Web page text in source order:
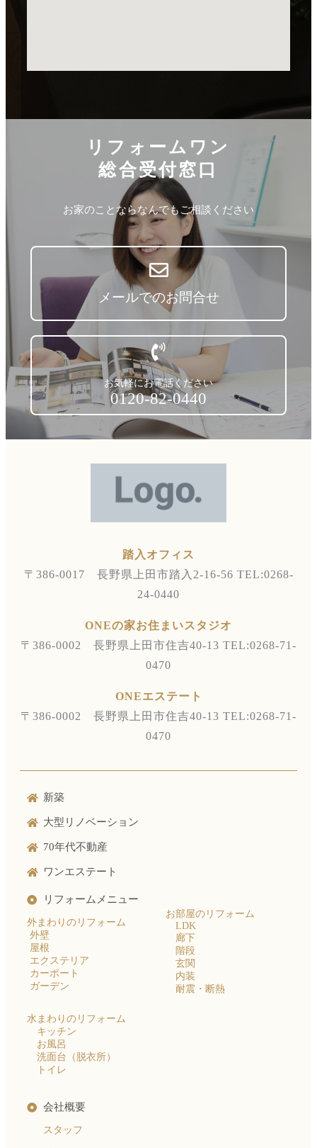
リフォームワン
総合受付窓口
お家のことならなんでもご相談ください
メールでのお問合せ
お気軽にお電話ください
0120-82-0440
踏入オフィス
〒386-0017 長野県上田市踏入2-16-56 TEL:0268-
24-0440
ONEの家お住まいスタジオ
〒386-0002 長野県上田市住吉40-13 TEL:0268-71-
0470
ONEエステート
〒386-0002 長野県上田市住吉40-13 TEL:0268-71-
0470
新築
大型リノベーション
70年代不動産
ワンエステート
リフォームメニュー
外まわりのリフォーム
外壁
屋根
エクステリア
カーポート
ガーデン
水まわりのリフォーム
キッチン
お風呂
洗面台（脱衣所）
トイレ
お部屋のリフォーム
LDK
廊下
階段
玄関
内装
耐震・断熱
会社概要
スタッフ